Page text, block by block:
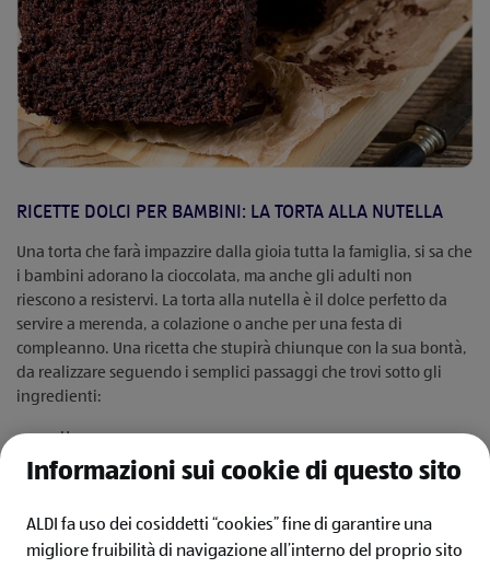
RICETTE DOLCI PER BAMBINI: LA TORTA ALLA NUTELLA
Una torta che farà impazzire dalla gioia tutta la famiglia, si sa che
i bambini adorano la cioccolata, ma anche gli adulti non
riescono a resistervi. La torta alla nutella è il dolce perfetto da
servire a merenda, a colazione o anche per una festa di
compleanno. Una ricetta che stupirà chiunque con la sua bontà,
da realizzare seguendo i semplici passaggi che trovi sotto gli
ingredienti:
Uova
Zucchero
Nutella
Lievito per dolci
Informazioni sui cookie di questo sito
ALDI fa uso dei cosiddetti “cookies” fine di garantire una
migliore fruibilità di navigazione all’interno del proprio sito